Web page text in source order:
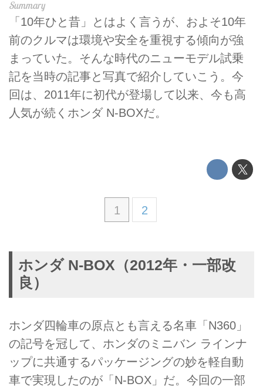
「10年ひと昔」とはよく言うが、およそ10年
前のクルマは環境や安全を重視する傾向が強
まっていた。そんな時代のニューモデル試乗
記を当時の記事と写真で紹介していこう。今
回は、2011年に初代が登場して以来、今も高
人気が続くホンダ N-BOXだ。
1 2
ホンダ N-BOX（2012年・一部改
良）
ホンダ四輪車の原点とも言える名車「N360」
の記号を冠して、ホンダのミニバン ラインナ
ップに共通するパッケージングの妙を軽自動
車で実現したのが「N-BOX」だ。今回の一部